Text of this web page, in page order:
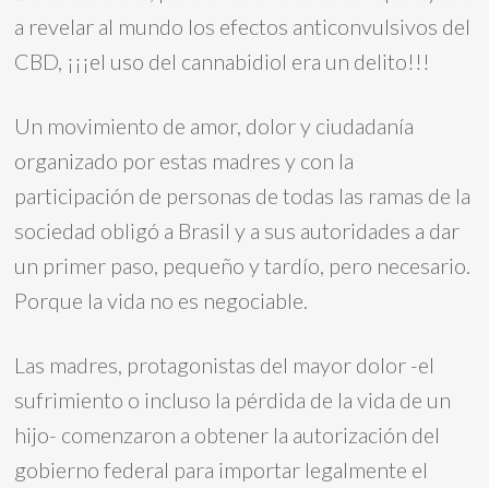
a revelar al mundo los efectos anticonvulsivos del
CBD, ¡¡¡el uso del cannabidiol era un delito!!!
Un movimiento de amor, dolor y ciudadanía
organizado por estas madres y con la
participación de personas de todas las ramas de la
sociedad obligó a Brasil y a sus autoridades a dar
un primer paso, pequeño y tardío, pero necesario.
Porque la vida no es negociable.
Las madres, protagonistas del mayor dolor -el
sufrimiento o incluso la pérdida de la vida de un
hijo- comenzaron a obtener la autorización del
gobierno federal para importar legalmente el